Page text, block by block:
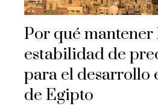
Por qué mantener
estabilidad de
para el desarrollo
de Egipto